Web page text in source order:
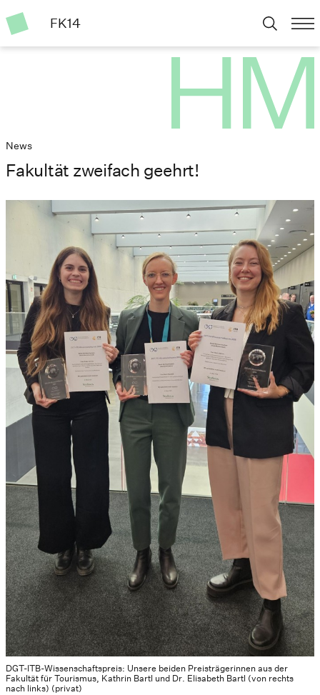
FK14
News
Fakultät zweifach geehrt!
DGT-ITB-Wissenschaftspreis: Unsere beiden Preisträgerinnen aus der
Fakultät für Tourismus, Kathrin Bartl und Dr. Elisabeth Bartl (von rechts
nach links) (privat)